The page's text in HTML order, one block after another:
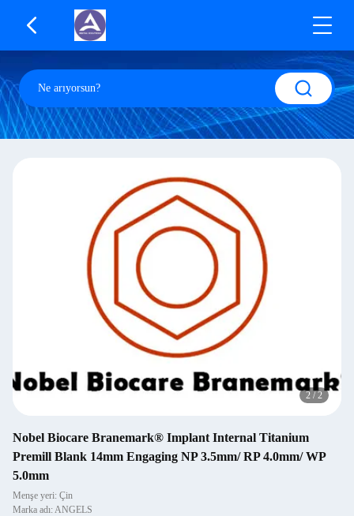
2 / 2
Nobel Biocare Branemark® Implant Internal Titanium
Premill Blank 14mm Engaging NP 3.5mm/ RP 4.0mm/ WP
5.0mm
Menşe yeri: Çin
Marka adı: ANGELS